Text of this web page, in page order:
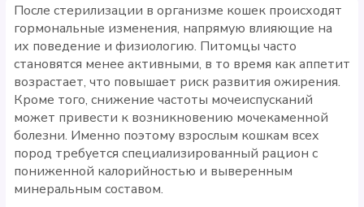
После стерилизации в организме кошек происходят
гормональные изменения, напрямую влияющие на
их поведение и физиологию. Питомцы часто
становятся менее активными, в то время как аппетит
возрастает, что повышает риск развития ожирения.
Кроме того, снижение частоты мочеиспусканий
может привести к возникновению мочекаменной
болезни. Именно поэтому взрослым кошкам всех
пород требуется специализированный рацион с
пониженной калорийностью и выверенным
минеральным составом.